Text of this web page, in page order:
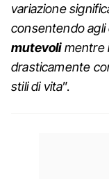
variazione
consentendo
mutevolimentre
drasticamente
stili di vita”.